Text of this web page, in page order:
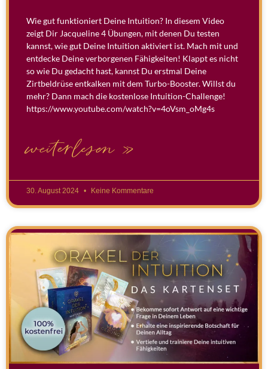
Wie gut funktioniert Deine Intuition? In diesem Video
zeigt Dir Jacqueline 4 Übungen, mit denen Du testen
kannst, wie gut Deine Intuition aktiviert ist. Mach mit und
entdecke Deine verborgenen Fähigkeiten! Klappt es nicht
so wie Du gedacht hast, kannst Du erstmal Deine
Zirtbeldrüse entkalken mit dem Turbo-Booster. Willst du
mehr? Dann mach die kostenlose Intuition-Challenge!
https://www.youtube.com/watch?v=4oVsm_oMg4s
weiterlesen »
30. August 2024 Keine Kommentare